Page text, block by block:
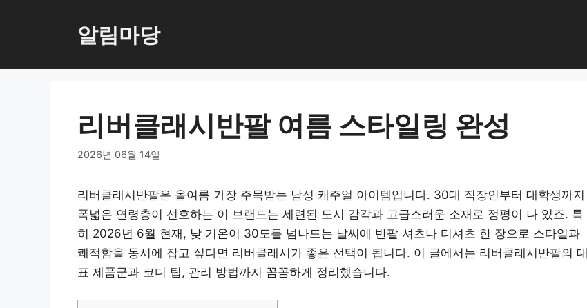
알림마당
리버클래시반팔 여름 스타일링 완성
2026년 06월 14일
리버클래시반팔은 올여름 가장 주목받는 남성 캐주얼 아이템입니다. 30대 직장인부터 대학생까지
폭넓은 연령층이 선호하는 이 브랜드는 세련된 도시 감각과 고급스러운 소재로 정평이 나 있죠. 특
히 2026년 6월 현재, 낮 기온이 30도를 넘나드는 날씨에 반팔 셔츠나 티셔츠 한 장으로 스타일과
쾌적함을 동시에 잡고 싶다면 리버클래시가 좋은 선택이 됩니다. 이 글에서는 리버클래시반팔의 대
표 제품군과 코디 팁, 관리 방법까지 꼼꼼하게 정리했습니다.